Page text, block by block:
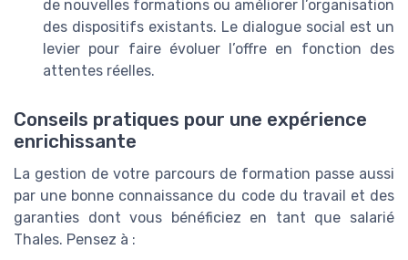
de nouvelles formations ou améliorer l’organisation
des dispositifs existants. Le dialogue social est un
levier pour faire évoluer l’offre en fonction des
attentes réelles.
Conseils pratiques pour une expérience
enrichissante
La gestion de votre parcours de formation passe aussi
par une bonne connaissance du code du travail et des
garanties dont vous bénéficiez en tant que salarié
Thales. Pensez à :